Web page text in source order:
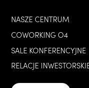
NASZE CENTRUM
COWORKING O4
SALE KONFERENCYJNE
RELACJE